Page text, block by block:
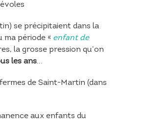
se précipitaient dans la
ma période « enfant de
la grosse pression qu’on
les ans…
de Saint-Martin (dans
aux enfants du